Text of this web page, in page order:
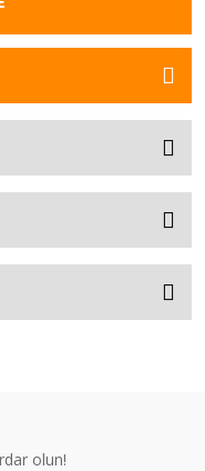
olun!